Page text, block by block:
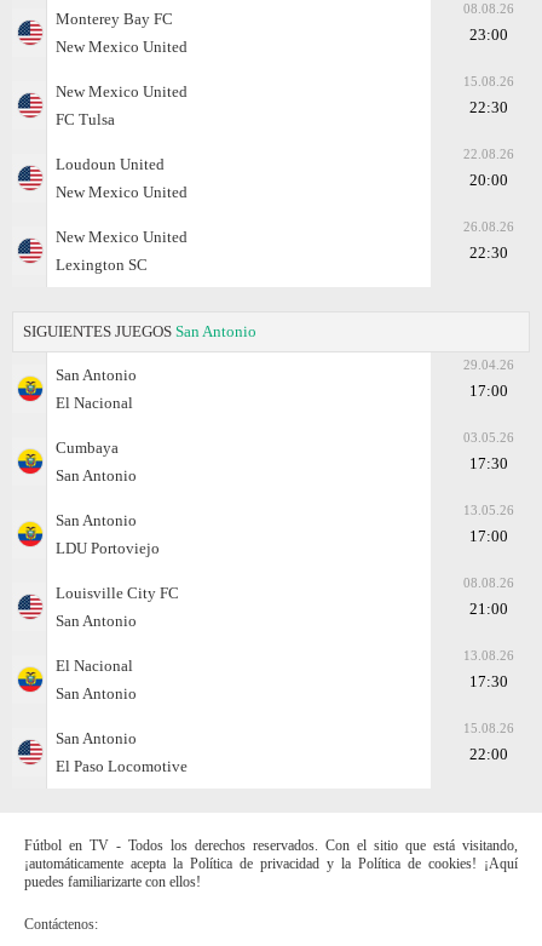
Monterey Bay FC
New Mexico United
08.08.26
23:00
New Mexico United
FC Tulsa
15.08.26
22:30
Loudoun United
New Mexico United
22.08.26
20:00
New Mexico United
Lexington SC
26.08.26
22:30
SIGUIENTES JUEGOS San Antonio
San Antonio
El Nacional
29.04.26
17:00
Cumbaya
San Antonio
03.05.26
17:30
San Antonio
LDU Portoviejo
13.05.26
17:00
Louisville City FC
San Antonio
08.08.26
21:00
El Nacional
San Antonio
13.08.26
17:30
San Antonio
El Paso Locomotive
15.08.26
22:00
Fútbol en TV - Todos los derechos reservados. Con el sitio que está visitando,
¡automáticamente acepta la Política de privacidad y la Política de cookies! ¡Aquí
puedes familiarizarte con ellos!
Contáctenos: